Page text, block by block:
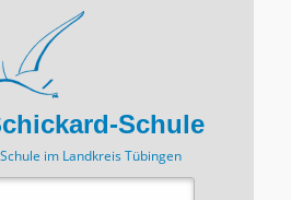
Schule
im Landkreis Tübingen